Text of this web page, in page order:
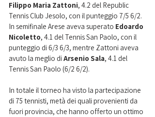
Filippo Maria Zattoni, 4.2 del Republic
Tennis Club Jesolo, con il punteggio 7/5 6/2.
In semifinale Arese aveva superato Edoardo
Nicoletto, 4.1 del Tennis San Paolo, con il
punteggio di 6/3 6/3, mentre Zattoni aveva
avuto la meglio di Arsenio Sala, 4.1 del
Tennis San Paolo (6/2 6/2).
In totale il torneo ha visto la partecipazione
di 75 tennisti, metà dei quali provenienti da
fuori provincia, che hanno offerto un ottimo